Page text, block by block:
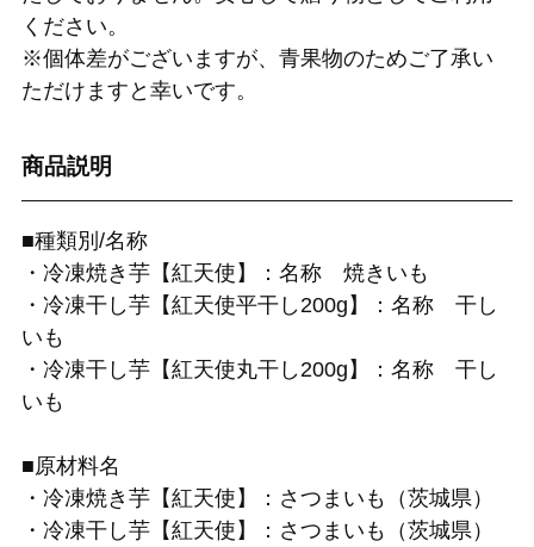
ください。
※個体差がございますが、青果物のためご了承い
ただけますと幸いです。
商品説明
■種類別/名称
・冷凍焼き芋【紅天使】：名称 焼きいも
・冷凍干し芋【紅天使平干し200g】：名称 干し
いも
・冷凍干し芋【紅天使丸干し200g】：名称 干し
いも
■原材料名
・冷凍焼き芋【紅天使】：さつまいも（茨城県）
・冷凍干し芋【紅天使】：さつまいも（茨城県）